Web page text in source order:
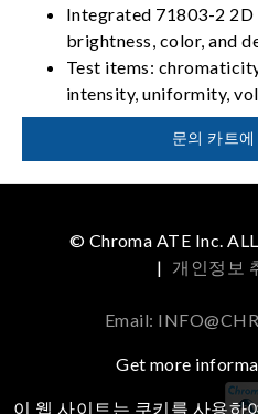
Integrated 71803-2 2D
brightness, color, and
Test items:
intensity, uniformity,
lights
Optional Chroma LED
문의 카트
© Chroma ATE Inc.
| 개인정보
Email:
Get more
이 웹 사이트는 쿠키를 사용하